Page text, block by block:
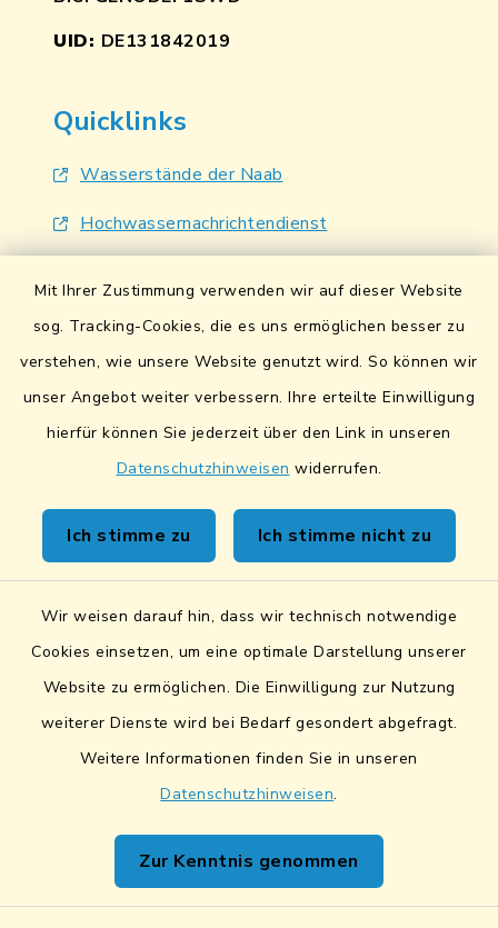
Mit Ihrer Zustimmung verwenden wir auf dieser Website
sog. Tracking-Cookies, die es uns ermöglichen besser zu
verstehen, wie unsere Website genutzt wird. So können wir
unser Angebot weiter verbessern. Ihre erteilte Einwilligung
hierfür können Sie jederzeit über den Link in unseren
Datenschutzhinweisen widerrufen.
Ich stimme zu Ich stimme nicht zu
Wir weisen darauf hin, dass wir technisch notwendige
Cookies einsetzen, um eine optimale Darstellung unserer
Website zu ermöglichen. Die Einwilligung zur Nutzung
weiterer Dienste wird bei Bedarf gesondert abgefragt.
Weitere Informationen finden Sie in unseren
Datenschutzhinweisen.
Zur Kenntnis genommen
UID: DE131842019
Quicklinks
Wasserstände der Naab
Hochwassernachrichtendienst
Lokales Bündnis für Familien
Fairtrade-Towns
Kontakt
Sicherer Datentransfer
Datenschutz
Netiquette